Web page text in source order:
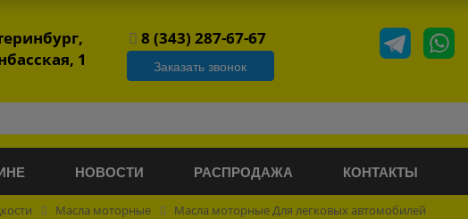
1
8 (343) 287-67-67
Заказать звонок
НОВОСТИ РАСПРОДАЖА КОНТАКТЫ
Масла моторные
Масла моторные Для легковых автомобилей